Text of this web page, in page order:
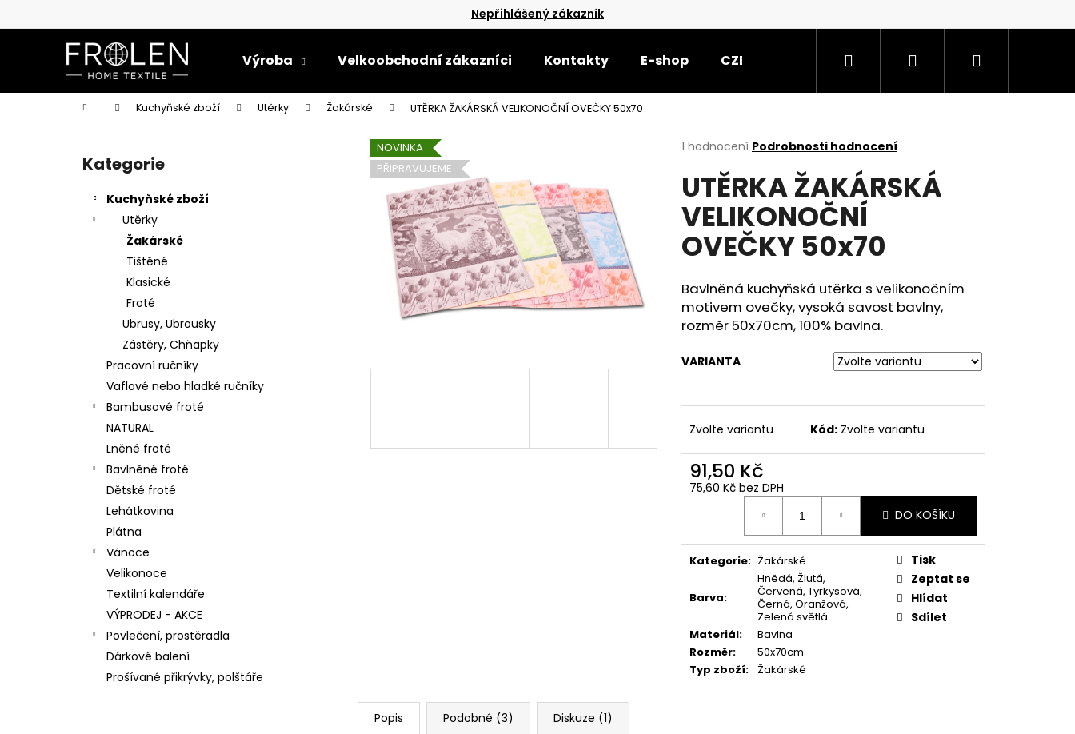
Nepřihlášený zákazník
Výroba Velkoobchodní zákazníci Kontakty E-shop CZE Hledat PřihlášeníNákupní
Domů Kuchyňské zboží Utěrky Žakárské UTĚRKA ŽAKÁRSKÁ VELIKONOČNÍ OVEČKY 50x70
Přeskočit
kategorie
Kategorie
Kuchyňské zboží
Utěrky
Žakárské
Tištěné
Klasické
Froté
Ubrusy, Ubrousky
Zástěry, Chňapky
Pracovní ručníky
Vaflové nebo hladké ručníky
Bambusové froté
NATURAL
Lněné froté
Bavlněné froté
Dětské froté
Lehátkovina
Plátna
Vánoce
Velikonoce
Textilní kalendáře
VÝPRODEJ - AKCE
Povlečení, prostěradla
Dárkové balení
Prošívané přikrývky, polštáře
Průměrné
produktu
je
5,0
z
5
hvězdiček.
1 hodnocení Podrobnosti hodnocení
UTĚRKA ŽAKÁRSKÁ
VELIKONOČNÍ
OVEČKY 50x70
Bavlněná kuchyňská utěrka s velikonočním
motivem ovečky, vysoká savost bavlny,
rozměr 50x70cm, 100% bavlna.
VARIANTA
Zvolte variantu Kód: Zvolte variantu
91,50 Kč
75,60 Kč bez DPH
DO KOŠÍKU
Kategorie: Žakárské
Barva:
Hnědá, Žlutá,
Červená, Tyrkysová,
Černá, Oranžová,
Zelená světlá
Materiál:
Bavlna
Rozměr:
50x70cm
Typ zboží: Žakárské
Tisk
Zeptat se
Hlídat
Sdílet
NOVINKA
PŘIPRAVUJEME
Popis Podobné (3) Diskuze (1)
o
k
Zpět
Zpět
Co potřebujete najít?
Doporučujeme
UTĚRKA GLAN ŠEDÁ 50X70
71,20 Kč
PROUŽKY 100%LEN